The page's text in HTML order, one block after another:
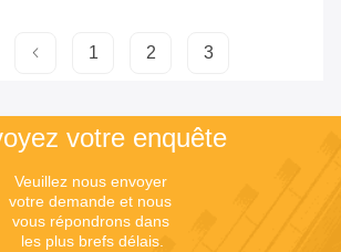
1 2 3
votre enquête
Veuillez nous envoyer
votre demande et nous
vous répondrons dans
les plus brefs délais.